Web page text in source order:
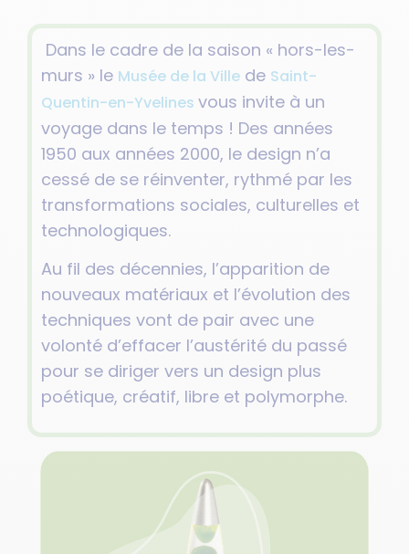
Dans le cadre de la saison « hors-les-
murs » le Musée de la Ville de Saint-
Quentin-en-Yvelines vous invite à un
voyage dans le temps ! Des années
1950 aux années 2000, le design n’a
cessé de se réinventer, rythmé par les
transformations sociales, culturelles et
technologiques.
Au fil des décennies, l’apparition de
nouveaux matériaux et l’évolution des
techniques vont de pair avec une
volonté d’effacer l’austérité du passé
pour se diriger vers un design plus
poétique, créatif, libre et polymorphe.